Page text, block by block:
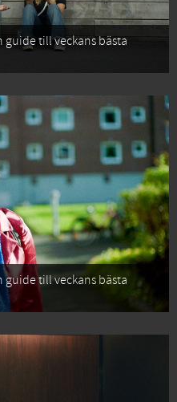
guide till veckans bästa
guide till veckans bästa